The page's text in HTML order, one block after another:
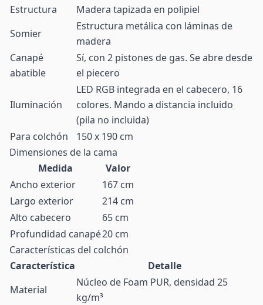
Estructura
Madera tapizada en polipiel
Somier
Estructura metálica con láminas de
madera
Canapé
abatible
Sí, con 2 pistones de gas. Se abre desde
el piecero
Iluminación
LED RGB integrada en el cabecero, 16
colores. Mando a distancia incluido
(pila no incluida)
Para colchón
150 x 190 cm
Dimensiones de la cama
Medida
Valor
Ancho exterior
167 cm
Largo exterior
214 cm
Alto cabecero
65 cm
Profundidad canapé20 cm
Características del colchón
Característica
Detalle
Material
Núcleo de Foam PUR, densidad 25
kg/m³